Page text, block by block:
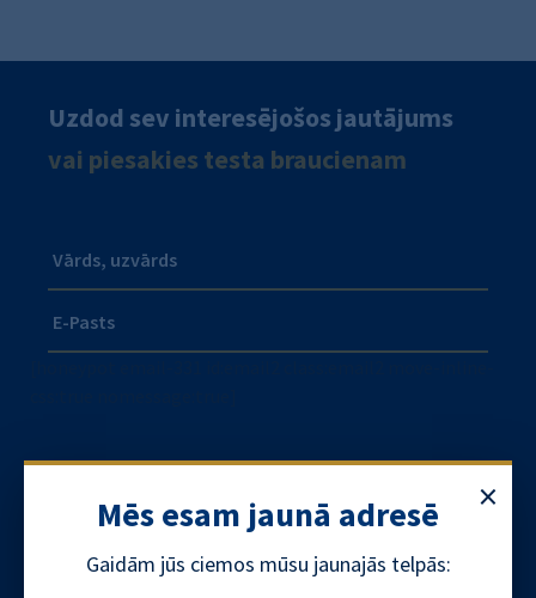
Uzdod sev interesējošos jautājums
vai piesakies testa braucienam
Vārds, uzvārds
E-Pasts
×
Mēs esam jaunā adresē
Gaidām jūs ciemos mūsu jaunajās telpās: